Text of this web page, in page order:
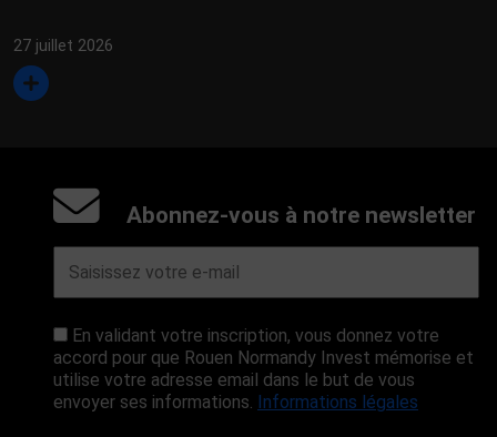
27 juillet 2026
Abonnez-vous à notre newsletter
En validant votre inscription, vous donnez votre
accord pour que Rouen Normandy Invest mémorise et
utilise votre adresse email dans le but de vous
envoyer ses informations. Informations légales